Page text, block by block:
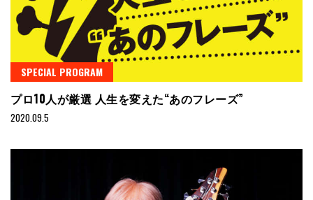
SPECIAL PROGRAM
プロ10人が厳選 人生を変えた“あのフレーズ”
2020.09.5